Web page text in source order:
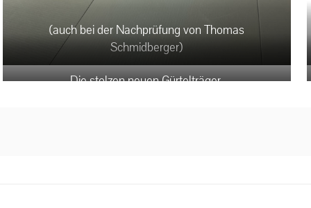
(auch bei der Nachprüfung von Thomas
Schmidberger)
Die stolzen neuen Gürtelträger.